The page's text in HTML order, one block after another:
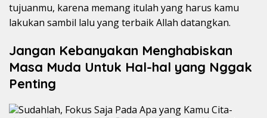
tujuanmu, karena memang itulah yang harus kamu
lakukan sambil lalu yang terbaik Allah datangkan.
Jangan Kebanyakan Menghabiskan
Masa Muda Untuk Hal-hal yang Nggak
Penting